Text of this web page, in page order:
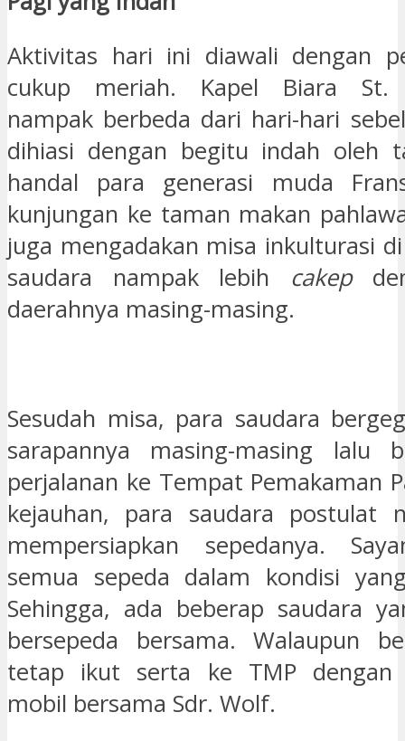
Aktivitas hari ini diawali dengan
cukup meriah. Kapel Biara St.
nampak berbeda dari hari-hari
dihiasi dengan begitu indah oleh
handal para generasi muda
kunjungan ke taman makan
juga mengadakan misa inkulturasi
saudara nampak lebih cakep
daerahnya masing-masing.
Sesudah misa, para saudara
sarapannya masing-masing lalu
perjalanan ke Tempat Pemakaman
kejauhan, para saudara postulat
mempersiapkan sepedanya.
semua sepeda dalam kondisi
Sehingga, ada beberap saudara
bersepeda bersama. Walaupun
tetap ikut serta ke TMP dengan
mobil bersama Sdr. Wolf.